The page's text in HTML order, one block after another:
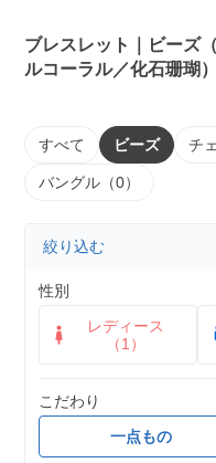
ブレスレット｜ビーズ
ルコーラル／化石珊瑚）
すべて ビーズ チ
バングル（0）
絞り込む
性別
レディース
（1）
こだわり
一点もの